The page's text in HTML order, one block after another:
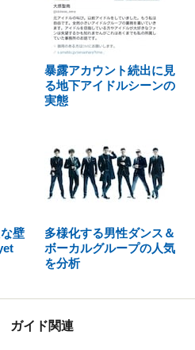
暴露アカウント続出に見
る地下アイドルシーンの
実態
壁
多様化する男性ダンス＆
ボーカルグループの人気
を分析
ガイド関連